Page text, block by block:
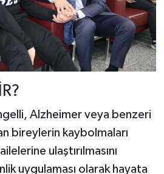
Alzheimer veya benzeri
bireylerin kaybolmaları
ulaştırılmasını
uygulaması olarak hayata